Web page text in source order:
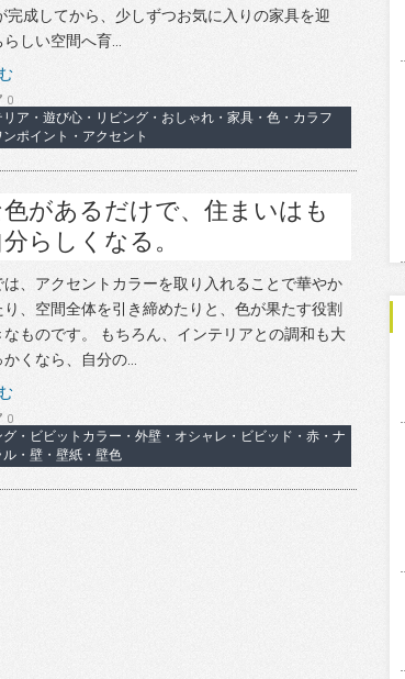
完成してから、少しずつお気に入りの家具を迎
しい空間へ育...
0
リア・遊び心・リビング・おしゃれ・家具・色・カラフ
ンポイント・アクセント
があるだけで、住まいはも
らしくなる。
は、アクセントカラーを取り入れることで華やか
、空間全体を引き締めたりと、色が果たす役割
なものです。 もちろん、インテリアとの調和も大
くなら、自分の...
0
グ・ビビットカラー・外壁・オシャレ・ビビッド・赤・ナ
ル・壁・壁紙・壁色